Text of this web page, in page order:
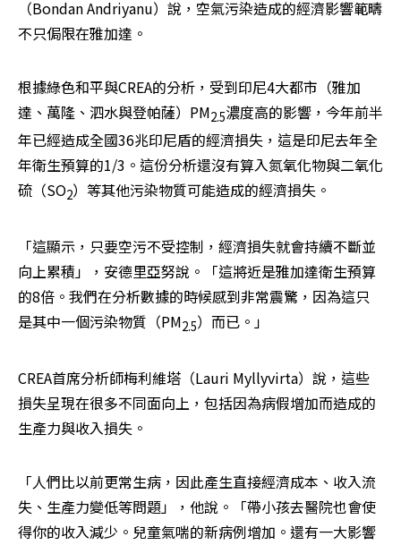
（Bondan Andriyanu）說，空氣污染造成的經濟影響範疇
不只侷限在雅加達。
根據綠色和平與CREA的分析，受到印尼4大都市（雅加
達、萬隆、泗水與登帕薩）PM2.5濃度高的影響，今年前半
年已經造成全國36兆印尼盾的經濟損失，這是印尼去年全
年衛生預算的1/3。這份分析還沒有算入氮氧化物與二氧化
硫（SO2）等其他污染物質可能造成的經濟損失。
「這顯示，只要空污不受控制，經濟損失就會持續不斷並
向上累積」，安德里亞努說。「這將近是雅加達衛生預算
的8倍。我們在分析數據的時候感到非常震驚，因為這只
是其中一個污染物質（PM2.5）而已。」
CREA首席分析師梅利維塔（Lauri Myllyvirta）說，這些
損失呈現在很多不同面向上，包括因為病假增加而造成的
生產力與收入損失。
「人們比以前更常生病，因此產生直接經濟成本、收入流
失、生產力變低等問題」，他說。「帶小孩去醫院也會使
得你的收入減少。兒童氣喘的新病例增加。還有一大影響